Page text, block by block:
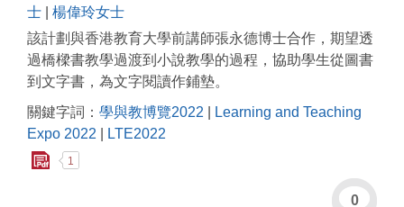
士
楊偉玲女士
該計劃與香港教育大學前講師張永德博士合作，期望透
過橋樑書教學過渡到小說教學的過程，協助學生從圖書
到文字書，為文字閱讀作鋪墊。
關鍵字詞： 學與教博覽2022
Learning and Teaching
Expo 2022
LTE2022
1
0